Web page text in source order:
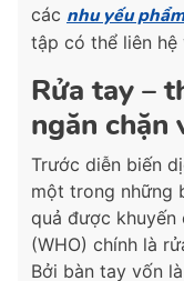
các nhu yếu phẩm
tập có thể liên hệ
Rửa tay –
ngăn chặn
Trước diễn biến
một trong những
quả được
(WHO) chính là
Bởi bàn tay vốn